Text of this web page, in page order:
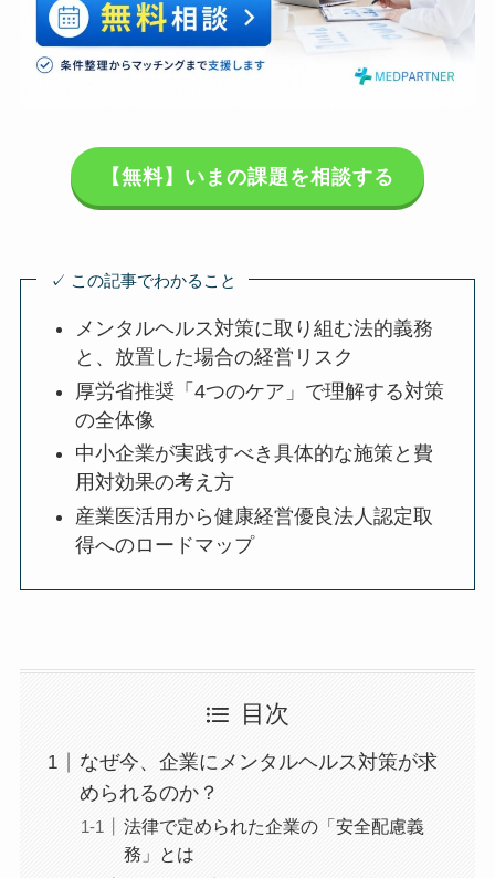
【無料】いまの課題を相談する
✓ この記事でわかること
メンタルヘルス対策に取り組む法的義
務と、放置した場合の経営リスク
厚労省推奨「4つのケア」で理解する対
策の全体像
中小企業が実践すべき具体的な施策と
費用対効果の考え方
産業医活用から健康経営優良法人認定
取得へのロードマップ
目次
なぜ今、企業にメンタルヘルス対策が求
められるのか？
法律で定められた企業の「安全配慮義
務」とは